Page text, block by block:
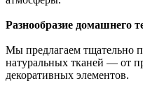
Разнообразие домашнего
Мы предлагаем тщательно
натуральных тканей — от
декоративных элементов.